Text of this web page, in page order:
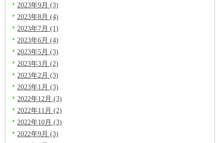
2023年9月 (3)
2023年8月 (4)
2023年7月 (1)
2023年6月 (4)
2023年5月 (3)
2023年3月 (2)
2023年2月 (3)
2023年1月 (3)
2022年12月 (3)
2022年11月 (2)
2022年10月 (3)
2022年9月 (3)